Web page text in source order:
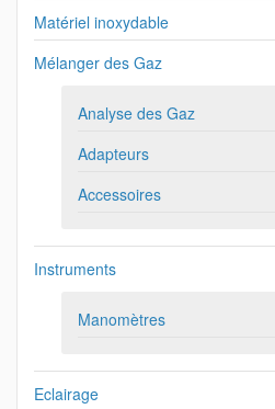
Matériel inoxydable
Mélanger des Gaz
Analyse des Gaz
Adapteurs
Accessoires
Instruments
Manomètres
Eclairage